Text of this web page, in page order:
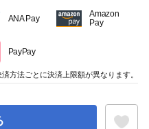
ANA Pay
Amazon
Pay
PayPay
済方法ごとに決済上限額が異なります。